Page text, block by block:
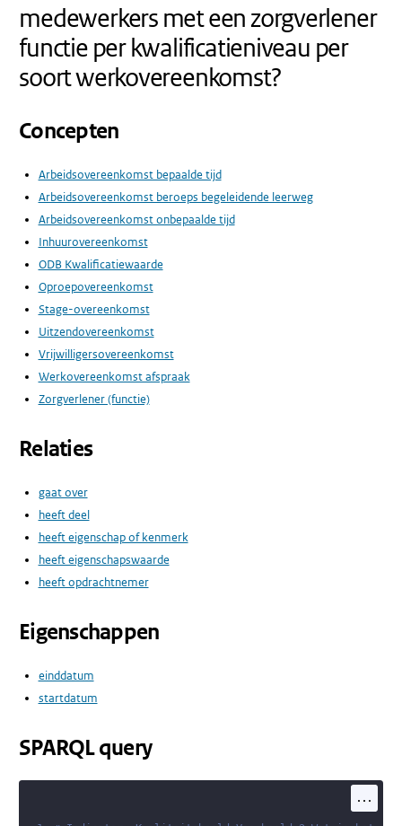
medewerkers met een zorgverlener
functie per kwalificatieniveau per
soort werkovereenkomst?
Concepten
Arbeidsovereenkomst bepaalde tijd
Arbeidsovereenkomst beroeps begeleidende leerweg
Arbeidsovereenkomst onbepaalde tijd
Inhuurovereenkomst
ODB Kwalificatiewaarde
Oproepovereenkomst
Stage-overeenkomst
Uitzendovereenkomst
Vrijwilligersovereenkomst
Werkovereenkomst afspraak
Zorgverlener (functie)
Relaties
gaat over
heeft deel
heeft eigenschap of kenmerk
heeft eigenschapswaarde
heeft opdrachtnemer
Eigenschappen
einddatum
startdatum
SPARQL query
...